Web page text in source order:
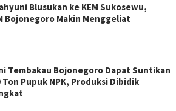
Blusukan ke KEM Sukosewu,
Bojonegoro Makin Menggeliat
Tembakau Bojonegoro Dapat Suntikan
Ton Pupuk NPK, Produksi Dibidik